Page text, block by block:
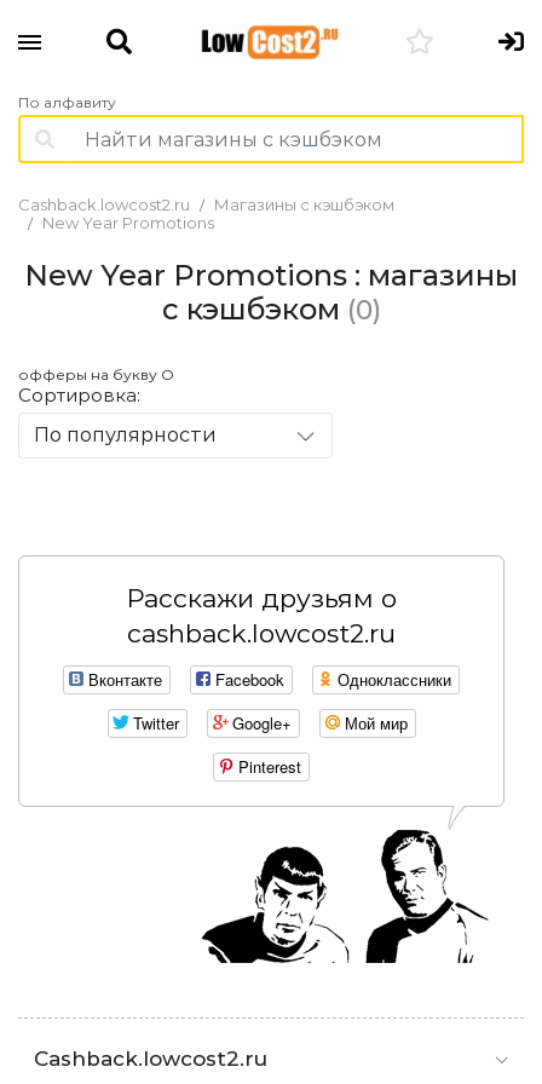
По алфавиту
Cashback.lowcost2.ru
Магазины с кэшбэком
New Year Promotions
New Year Promotions : магазины
с кэшбэком (0)
офферы на букву O
Сортировка:
По популярности
Расскажи друзьям о
cashback.lowcost2.ru
Вконтакте Facebook
Одноклассники
Twitter
Google+
Мой мир
Pinterest
Cashback.lowcost2.ru